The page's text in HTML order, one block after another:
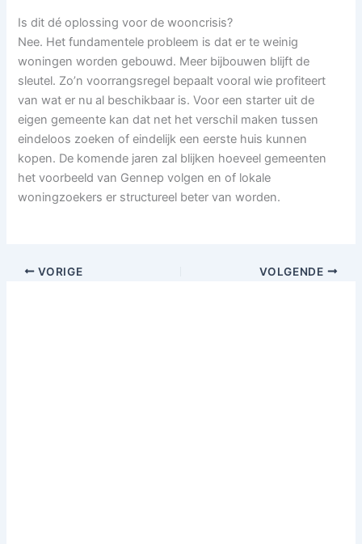
Is dit dé oplossing voor de wooncrisis?
Nee. Het fundamentele probleem is dat er te weinig
woningen worden gebouwd. Meer bijbouwen blijft de
sleutel. Zo’n voorrangsregel bepaalt vooral wie profiteert
van wat er nu al beschikbaar is. Voor een starter uit de
eigen gemeente kan dat net het verschil maken tussen
eindeloos zoeken of eindelijk een eerste huis kunnen
kopen. De komende jaren zal blijken hoeveel gemeenten
het voorbeeld van Gennep volgen en of lokale
woningzoekers er structureel beter van worden.
VORIGE VOLGENDE